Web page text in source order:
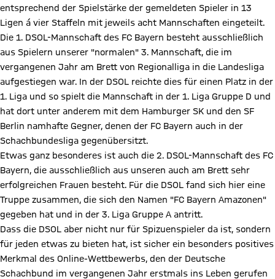
entsprechend der Spielstärke der gemeldeten Spieler in 13
Ligen á vier Staffeln mit jeweils acht Mannschaften eingeteilt.
Die 1. DSOL-Mannschaft des FC Bayern besteht ausschließlich
aus Spielern unserer "normalen" 3. Mannschaft, die im
vergangenen Jahr am Brett von Regionalliga in die Landesliga
aufgestiegen war. In der DSOL reichte dies für einen Platz in der
1. Liga und so spielt die Mannschaft in der 1. Liga Gruppe D und
hat dort unter anderem mit dem Hamburger SK und den SF
Berlin namhafte Gegner, denen der FC Bayern auch in der
Schachbundesliga gegenübersitzt.
Etwas ganz besonderes ist auch die 2. DSOL-Mannschaft des FC
Bayern, die ausschließlich aus unseren auch am Brett sehr
erfolgreichen Frauen besteht. Für die DSOL fand sich hier eine
Truppe zusammen, die sich den Namen "FC Bayern Amazonen"
gegeben hat und in der 3. Liga Gruppe A antritt.
Dass die DSOL aber nicht nur für Spizuenspieler da ist, sondern
für jeden etwas zu bieten hat, ist sicher ein besonders positives
Merkmal des Online-Wettbewerbs, den der Deutsche
Schachbund im vergangenen Jahr erstmals ins Leben gerufen